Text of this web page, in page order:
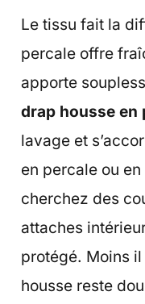
Le tissu fait la
percale offre
apporte
drap housse en
lavage et
en percale ou
cherchez des
attaches
protégé. Moins
housse reste